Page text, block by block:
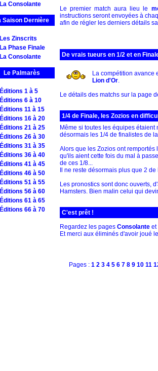
La Consolante
Saison Dernière
Les Zinscrits
La Phase Finale
La Consolante
Le Palmarès
Éditions 1 à 5
Éditions 6 à 10
Éditions 11 à 15
Éditions 16 à 20
Éditions 21 à 25
Éditions 26 à 30
Éditions 31 à 35
Éditions 36 à 40
Éditions 41 à 45
Éditions 46 à 50
Éditions 51 à 55
Éditions 56 à 60
Éditions 61 à 65
Éditions 66 à 70
Le premier match aura lieu le
instructions seront envoyées à
afin de régler les derniers détails
De vrais tueurs en 1/2 et en
La compétition avance
Lion d'Or.
Le détails des matchs sur la page
1/4 de Finale, les Zozios en
Même si toutes les équipes
désormais les 1/4 de finalistes de
Alors que les Zozios ont
qu'ils aient cette fois du mal à
de ces 1/8...
Il ne reste désormais plus que 2
Les pronostics sont donc ouverts,
Hamsters. Bien malin celui qui
C'est prêt !
Regardez les pages Consolanteet
Et merci aux éliminés d'avoir joué
Pages : 1 2 3 4 5 6 7 8 9 10 11